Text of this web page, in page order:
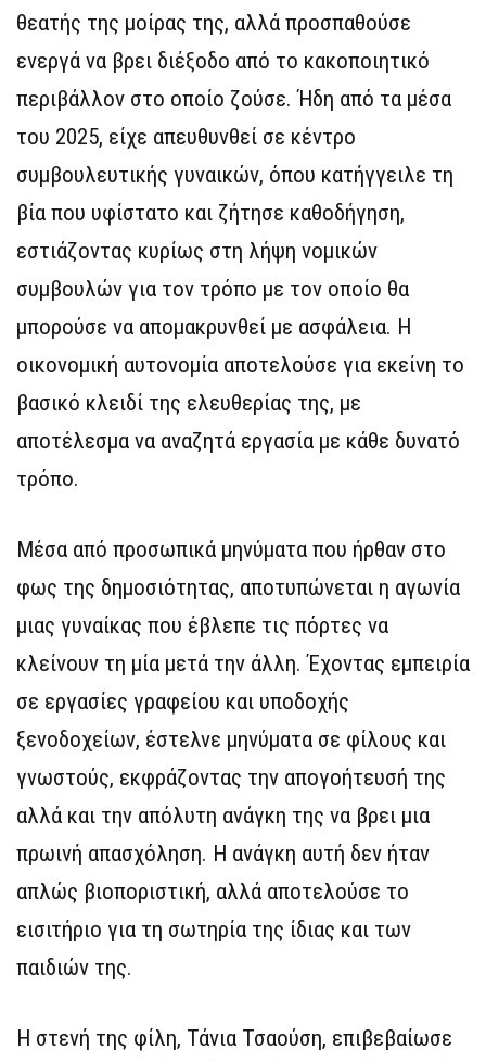
θεατής της μοίρας της, αλλά προσπαθούσε
ενεργά να βρει διέξοδο από το κακοποιητικό
περιβάλλον στο οποίο ζούσε. Ήδη από τα μέσα
του 2025, είχε απευθυνθεί σε κέντρο
συμβουλευτικής γυναικών, όπου κατήγγειλε τη
βία που υφίστατο και ζήτησε καθοδήγηση,
εστιάζοντας κυρίως στη λήψη νομικών
συμβουλών για τον τρόπο με τον οποίο θα
μπορούσε να απομακρυνθεί με ασφάλεια. Η
οικονομική αυτονομία αποτελούσε για εκείνη το
βασικό κλειδί της ελευθερίας της, με
αποτέλεσμα να αναζητά εργασία με κάθε δυνατό
τρόπο.
Μέσα από προσωπικά μηνύματα που ήρθαν στο
φως της δημοσιότητας, αποτυπώνεται η αγωνία
μιας γυναίκας που έβλεπε τις πόρτες να
κλείνουν τη μία μετά την άλλη. Έχοντας εμπειρία
σε εργασίες γραφείου και υποδοχής
ξενοδοχείων, έστελνε μηνύματα σε φίλους και
γνωστούς, εκφράζοντας την απογοήτευσή της
αλλά και την απόλυτη ανάγκη της να βρει μια
πρωινή απασχόληση. Η ανάγκη αυτή δεν ήταν
απλώς βιοποριστική, αλλά αποτελούσε το
εισιτήριο για τη σωτηρία της ίδιας και των
παιδιών της.
Η στενή της φίλη, Τάνια Τσαούση, επιβεβαίωσε